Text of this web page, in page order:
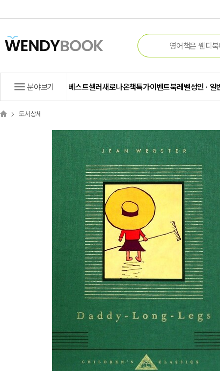
분야보기 베스트셀러새로나온책특가이벤트북레벨성인 · 일
도서상세